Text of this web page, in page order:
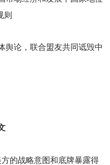
则
舆论，联合盟友共同诋毁中
的战略意图和底牌暴露得